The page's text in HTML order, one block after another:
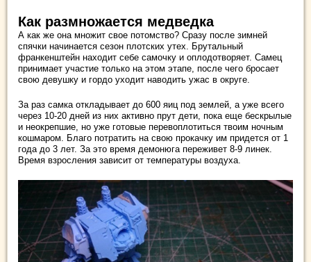
Как размножается медведка
А как же она множит свое потомство? Сразу после зимней
спячки начинается сезон плотских утех. Брутальный
франкенштейн находит себе самочку и оплодотворяет. Самец
принимает участие только на этом этапе, после чего бросает
свою девушку и гордо уходит наводить ужас в округе.
За раз самка откладывает до 600 яиц под землей, а уже всего
через 10-20 дней из них активно прут дети, пока еще бескрылые
и неокрепшие, но уже готовые перевоплотиться твоим ночным
кошмаром. Благо потратить на свою прокачку им придется от 1
года до 3 лет. За это время демонюга переживет 8-9 линек.
Время взросления зависит от температуры воздуха.